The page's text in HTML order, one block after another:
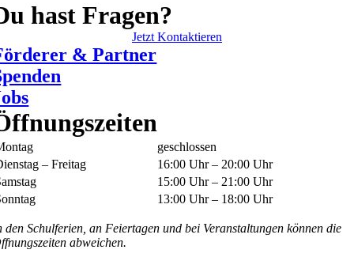
hast Fragen?
Jetzt Kontaktieren
& Partner
geschlossen
– Freitag
16:00 Uhr – 20:00 Uhr
15:00 Uhr – 21:00 Uhr
13:00 Uhr – 18:00 Uhr
den Schulferien, an Feiertagen und bei Veranstaltungen können die
abweichen.